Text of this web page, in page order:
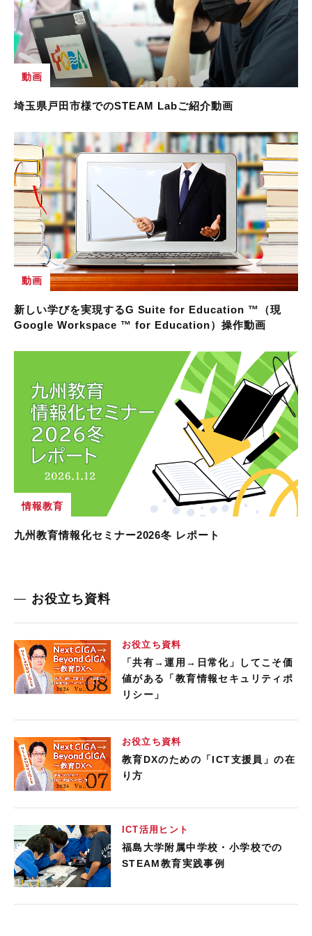
埼玉県戸田市様でのSTEAM Labご紹介動画
動画
新しい学びを実現するG Suite for Education ™（現
Google Workspace ™ for Education）操作動画
動画
九州教育情報化セミナー2026冬 レポート
情報教育
お役立ち資料
お役立ち資料
「共有→運用→日常化」してこそ価
値がある「教育情報セキュリティポ
リシー」
お役立ち資料
教育DXのための「ICT支援員」の在
り方
ICT活用ヒント
福島大学附属中学校・小学校での
STEAM教育実践事例